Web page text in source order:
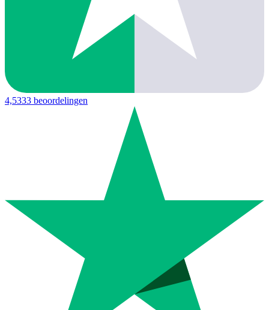
4,5333 beoordelingen